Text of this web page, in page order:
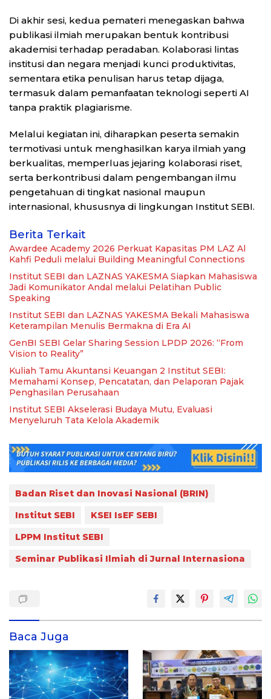
Di akhir sesi, kedua pemateri menegaskan bahwa
publikasi ilmiah merupakan bentuk kontribusi
akademisi terhadap peradaban. Kolaborasi lintas
institusi dan negara menjadi kunci produktivitas,
sementara etika penulisan harus tetap dijaga,
termasuk dalam pemanfaatan teknologi seperti AI
tanpa praktik plagiarisme.
Melalui kegiatan ini, diharapkan peserta semakin
termotivasi untuk menghasilkan karya ilmiah yang
berkualitas, memperluas jejaring kolaborasi riset,
serta berkontribusi dalam pengembangan ilmu
pengetahuan di tingkat nasional maupun
internasional, khususnya di lingkungan Institut SEBI.
Berita Terkait
Awardee Academy 2026 Perkuat Kapasitas PM LAZ Al
Kahfi Peduli melalui Building Meaningful Connections
Institut SEBI dan LAZNAS YAKESMA Siapkan Mahasiswa
Jadi Komunikator Andal melalui Pelatihan Public
Institut SEBI dan LAZNAS YAKESMA Bekali Mahasiswa
Keterampilan Menulis Bermakna di Era AI
GenBI SEBI Gelar Sharing Session LPDP 2026: “From
Vision to Reality”
Kuliah Tamu Akuntansi Keuangan 2 Institut SEBI:
Memahami Konsep, Pencatatan, dan Pelaporan Pajak
Penghasilan Perusahaan
Institut SEBI Akselerasi Budaya Mutu, Evaluasi
Menyeluruh Tata Kelola Akademik
Badan Riset dan Inovasi Nasional (BRIN)
Institut SEBI
KSEI IsEF SEBI
LPPM Institut SEBI
Seminar Publikasi Ilmiah di Jurnal Internasiona
Baca Juga